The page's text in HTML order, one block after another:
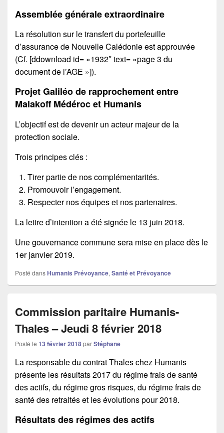
Assemblée générale extraordinaire
La résolution sur le transfert du portefeuille
d’assurance de Nouvelle Calédonie est approuvée
(Cf. [ddownload id= »1932″ text= »page 3 du
document de l’AGE »]).
Projet Galiléo de rapprochement entre
Malakoff Médéroc et Humanis
L’objectif est de devenir un acteur majeur de la
protection sociale.
Trois principes clés :
Tirer partie de nos complémentarités.
Promouvoir l’engagement.
Respecter nos équipes et nos partenaires.
La lettre d’intention a été signée le 13 juin 2018.
Une gouvernance commune sera mise en place dès le
1er janvier 2019.
Posté dansHumanis Prévoyance, Santé et Prévoyance
Commission paritaire Humanis-
Thales – Jeudi 8 février 2018
Posté le 13 février 2018parStéphane
La responsable du contrat Thales chez Humanis
présente les résultats 2017 du régime frais de santé
des actifs, du régime gros risques, du régime frais de
santé des retraités et les évolutions pour 2018.
Résultats des régimes des actifs